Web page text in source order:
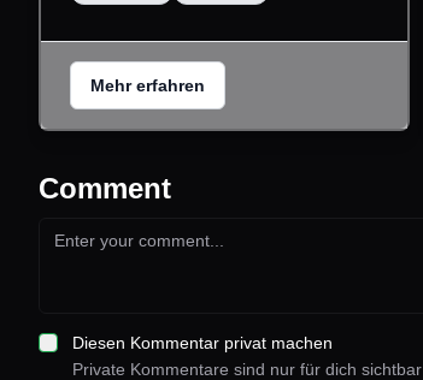
Mehr erfahren
Comment
Diesen Kommentar privat machen
Private Kommentare sind nur für dich sichtbar